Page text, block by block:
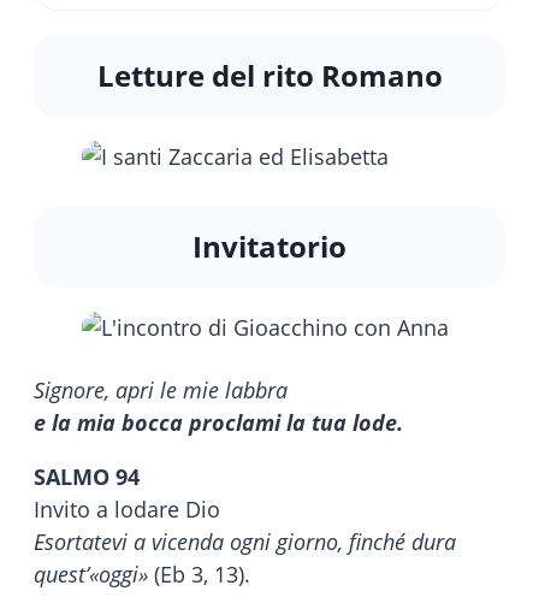
Letture del rito Romano
Invitatorio
Signore, apri le mie labbra
e la mia bocca proclami la tua lode.
SALMO 94
Invito a lodare Dio
Esortatevi a vicenda ogni giorno, finché dura
quest’«oggi» (Eb 3, 13).